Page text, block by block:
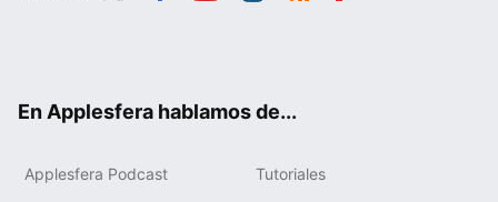
En Applesfera hablamos de...
Applesfera Podcast Tutoriales